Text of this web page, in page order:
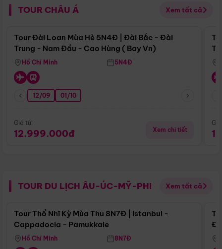
TOUR CHÂU Á Xem tất cả
Điểm nổi bật
Tour Đài Loan Mùa Hè 5N4Đ | Đài Bắc - Đài
Trung - Nam Đầu - Cao Hùng ( Bay Vn)
Hồ Chí Minh 5N4Đ
12/09 01/10
Giá từ:
12.999.000đ Xem chi tiết
TOUR DU LỊCH ÂU-ÚC-MỸ-PHI Xem tất cả
Điểm nổi bật
Tour Thổ Nhĩ Kỳ Mùa Thu 8N7Đ | Istanbul -
Cappadocia - Pamukkale
Hồ Chí Minh 8N7Đ